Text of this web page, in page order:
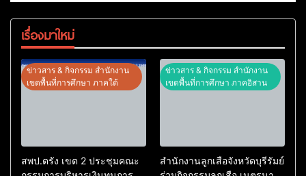
เรื่องมาใหม่
ข่าวสาร & กิจกรรม สำนักงาน
เขตพื้นที่การศึกษา ภาคใต้
สพป.ตรัง เขต 2 ประชุมคณะ
ข่าวสาร & กิจกรรม สำนักงาน
เขตพื้นที่การศึกษา ภาคอิสาน
สำนักงานลูกเสือจังหวัดบุรีรัมย์